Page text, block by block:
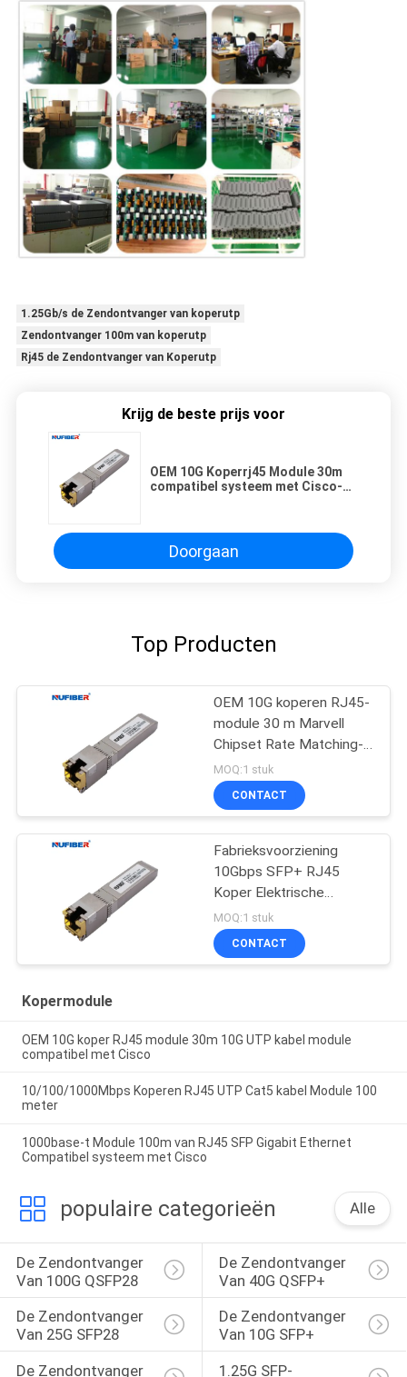
1.25Gb/s de Zendontvanger van koperutp
Zendontvanger 100m van koperutp
Rj45 de Zendontvanger van Koperutp
Krijg de beste prijs voor
OEM 10G Koperrj45 Module 30m
compatibel systeem met Cisco-
Doorgaan
Top Producten
OEM 10G koperen RJ45-
module 30 m Marvell
Chipset Rate Matching-
modus
MOQ:1 stuk
CONTACT
Fabrieksvoorziening
10Gbps SFP+ RJ45
Koper Elektrische
Transceiver 10Gbase-T
Kopermodule 30m
MOQ:1 stuk
CONTACT
Kopermodule
OEM 10G koper RJ45 module 30m 10G UTP kabel module
compatibel met Cisco
10/100/1000Mbps Koperen RJ45 UTP Cat5 kabel Module 100
meter
1000base-t Module 100m van RJ45 SFP Gigabit Ethernet
Compatibel systeem met Cisco
populaire categorieën Alle
De Zendontvanger
Van 100G QSFP28
De Zendontvanger
Van 40G QSFP+
De Zendontvanger
Van 25G SFP28
De Zendontvanger
Van 10G SFP+
De Zendontvanger
1.25G SFP-